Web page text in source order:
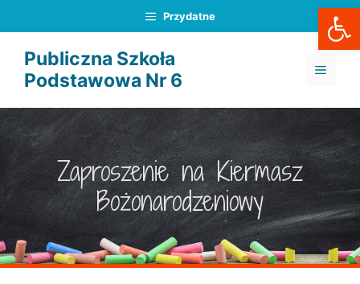
do
treści
Przydatne
Publiczna Szkoła
Podstawowa Nr 6
MENU
Zaproszenie na Kiermasz
Bożonarodzeniowy